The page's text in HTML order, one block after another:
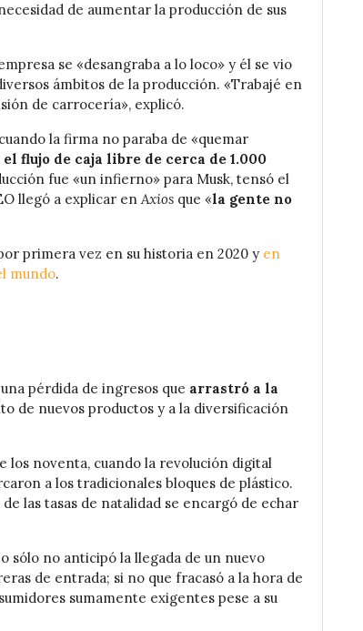
de aumentar la producción de sus
se «desangraba a lo loco» y él se vio
ámbitos de la producción. «Trabajé en
de carrocería», explicó.
la firma no paraba de «quemar
flujo de caja libre de cerca de 1.000
fue «un infierno» para Musk, tensó el
llegó a explicar enAxios que «la gente no
primera vez en su historia en 2020 y en
mundo.
pérdida de ingresos que arrastró a la
de nuevos productos y a la diversificación
los noventa, cuando la revolución digital
a los tradicionales bloques de plástico.
las tasas de natalidad se encargó de echar
sólo no anticipó la llegada de un nuevo
de entrada; si no que fracasó a la hora de
sumamente exigentes pese a su